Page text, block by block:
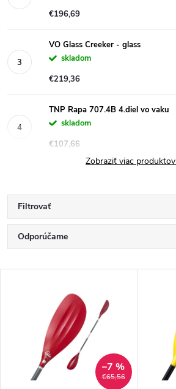
€196,69
VO Glass Creeker - glass
skladom
€219,36
TNP Rapa 707.4B 4.diel vo vaku
skladom
€107,66
Zobraziť viac produktov
Filtrovať
R
a
Odporúčame
Najpredávanejšie
Abecedne
€65,56
–7 %